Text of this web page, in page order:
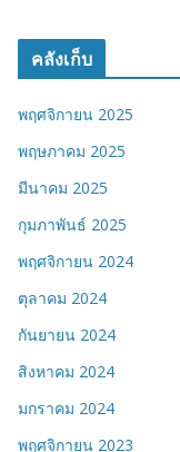
คลังเก็บ
พฤศจิกายน 2025
พฤษภาคม 2025
มีนาคม 2025
กุมภาพันธ์ 2025
พฤศจิกายน 2024
ตุลาคม 2024
กันยายน 2024
สิงหาคม 2024
มกราคม 2024
พฤศจิกายน 2023